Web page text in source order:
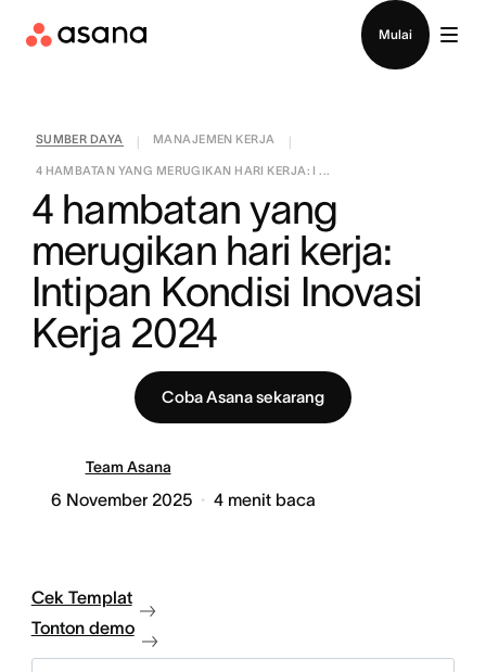
Mulai
SUMBER DAYA MANAJEMEN KERJA
4 HAMBATAN YANG MERUGIKAN HARI KERJA: I ...
4 hambatan yang
merugikan hari kerja:
Intipan Kondisi Inovasi
Kerja 2024
Coba Asana sekarang
Team Asana
6 November 2025 4 menit baca
Cek Templat
Tonton demo